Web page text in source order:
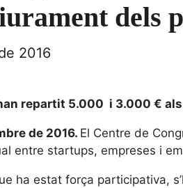
dels
2016
repartit 5.000 i 3.000 €
de 2016. El Centre de
entre startups, empreses i
ha estat força participativa,